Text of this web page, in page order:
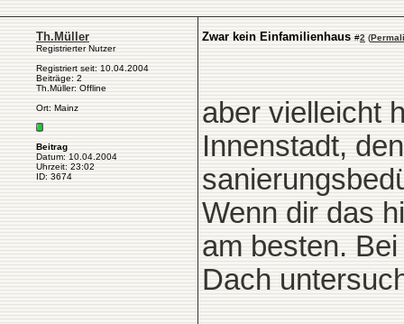
Th.Müller
Registrierter Nutzer
Registriert seit: 10.04.2004
Beiträge: 2
Th.Müller: Offline
Ort: Mainz
Beitrag
Datum: 10.04.2004
Uhrzeit: 23:02
ID: 3674
Zwar kein Einfamilienhaus #2 (
aber vielleicht
Innenstadt,
Wenn dir das
am besten.
Dach